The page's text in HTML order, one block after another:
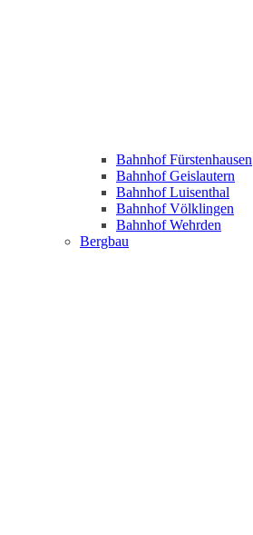
Bahnhof Fürstenhausen
Bahnhof Geislautern
Bahnhof Luisenthal
Bahnhof Völklingen
Bahnhof Wehrden
Bergbau